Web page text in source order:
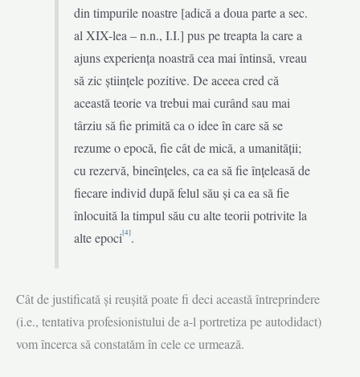
din timpurile noastre [adică a doua parte a sec.
al XIX-lea – n.n., I.I.] pus pe treapta la care a
ajuns experiența noastră cea mai întinsă, vreau
să zic științele pozitive. De aceea cred că
această teorie va trebui mai curând sau mai
târziu să fie primită ca o idee în care să se
rezume o epocă, fie cât de mică, a umanității;
cu rezervă, bineînțeles, ca ea să fie înțeleasă de
fiecare individ după felul său și ca ea să fie
înlocuită la timpul său cu alte teorii potrivite la
alte epoci[4].
Cât de justificată și reușită poate fi deci această întreprindere
(i.e., tentativa profesionistului de a-l portretiza pe autodidact)
vom încerca să constatăm în cele ce urmează.